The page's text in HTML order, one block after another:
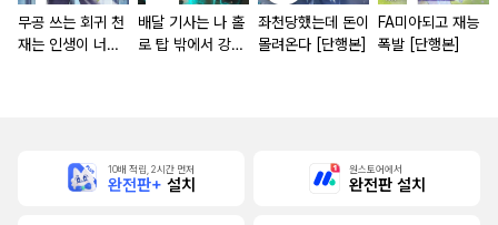
무공 쓰는 회귀 천
재는 인생이 너무
배달 기사는 나 홀
로 탑 밖에서 강해
좌천당했는데 돈이
몰려온다 [단행본]
FA미아되고 재능
폭발 [단행본]
10배 적립, 2시간 먼저
완전판+ 설치
원스토어에서
완전판 설치